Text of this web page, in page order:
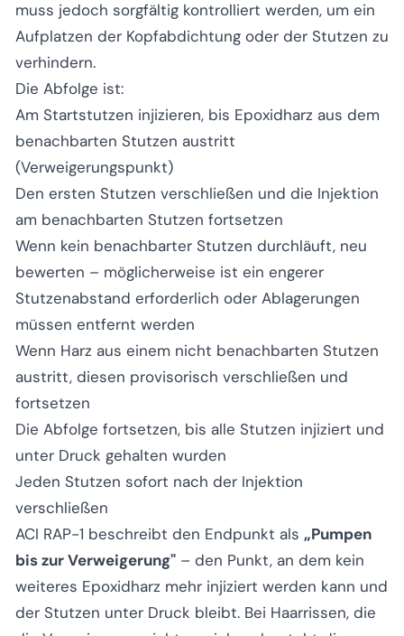
muss jedoch sorgfältig kontrolliert werden, um ein
Aufplatzen der Kopfabdichtung oder der Stutzen zu
verhindern.
Die Abfolge ist:
Am Startstutzen injizieren, bis Epoxidharz aus dem
benachbarten Stutzen austritt
(Verweigerungspunkt)
Den ersten Stutzen verschließen und die Injektion
am benachbarten Stutzen fortsetzen
Wenn kein benachbarter Stutzen durchläuft, neu
bewerten – möglicherweise ist ein engerer
Stutzenabstand erforderlich oder Ablagerungen
müssen entfernt werden
Wenn Harz aus einem nicht benachbarten Stutzen
austritt, diesen provisorisch verschließen und
fortsetzen
Die Abfolge fortsetzen, bis alle Stutzen injiziert und
unter Druck gehalten wurden
Jeden Stutzen sofort nach der Injektion
verschließen
ACI RAP-1 beschreibt den Endpunkt als „Pumpen
bis zur Verweigerung" – den Punkt, an dem kein
weiteres Epoxidharz mehr injiziert werden kann und
der Stutzen unter Druck bleibt. Bei Haarrissen, die